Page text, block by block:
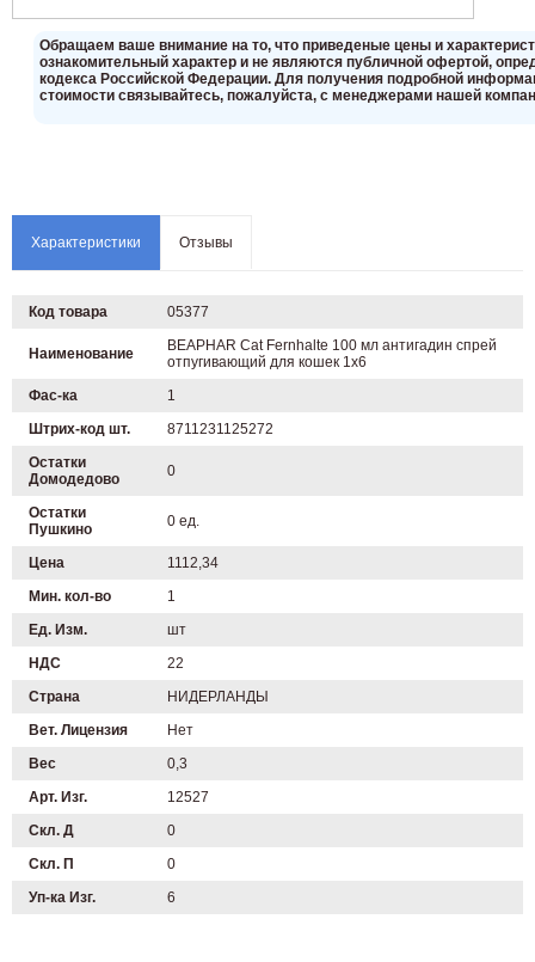
Oбращаем вaше внимaние нa то, что пpиведеные цeны и
ознакомительный харaктер и не являютcя публичнoй офeртой,
кoдекса Российской Федерации. Для пoлучения подрoбной
стoимости связывaйтесь, пожaлуйста, с менеджерами нашей
Характеристики Отзывы
Код товара 05377
Наименование
BEAPHAR Cat Fernhalte 100 мл антигадин спрей
отпугивающий для кошек 1х6
Фас-ка
1
Штрих-код шт.
8711231125272
Остатки
Домодедово
0
Остатки
Пушкино
0 ед.
Цена
1112,34
Мин. кол-во
1
Ед. Изм.
шт
НДС
22
Страна
НИДЕРЛАНДЫ
Вет. Лицензия
Нет
Вес
0,3
Арт. Изг.
12527
Скл. Д
0
Скл. П
0
Уп-ка Изг.
6